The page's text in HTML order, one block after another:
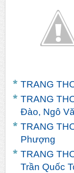
TRANG
TRANG
Đào, Ngô
TRANG
Phượng
TRANG
Trần Quốc